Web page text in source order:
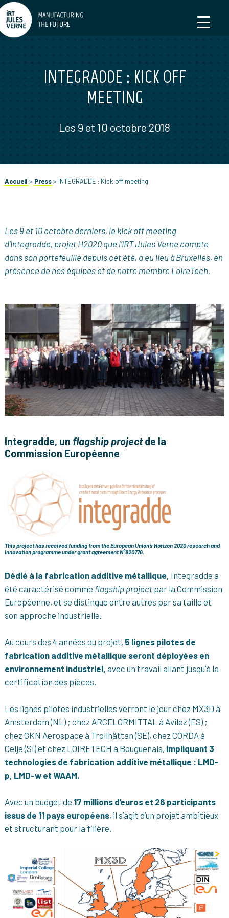
INTEGRADDE : KICK OFF
MEETING
Les 9 et 10 octobre 2018
Accueil > Press> INTEGRADDE : Kick off meeting
Les 9 et 10 octobre derniers, le kick off meeting
d’Integradde, projet H2020 que l’IRT Jules Verne compte
dans son portefeuille depuis cet été, a eu lieu à Bruxelles, en
présence de nos équipes et de notre membre LoireTech.
Integradde, un flagship projectde la
Commission Européenne
This project has received funding from the European Union’s Horizon 2020 research and
innovation programme under grant agreement N°820776.
Dédié à la fabrication additive métallique, Integradde a
été caractérisé comme flagship projectpar la Commission
Européenne, et se distingue entre autres par sa taille et
son approche industrielle.
Au cours des 4 années du projet, 5 lignes pilotes de
fabrication additive métallique seront déployées en
environnement industriel, avec un travail allant jusqu’à la
certification des pièces.
Les lignes pilotes industrielles verront le jour chez MX3D à
Amsterdam (NL) ; chez ARCELORMITTAL à Avilez (ES) ;
chez GKN Aerospace à Trollhättan (SE), chez CORDA à
Celje (SI) et chez LOIRETECH à Bouguenais, impliquant 3
technologies de fabrication additive métallique : LMD-
p, LMD-w et WAAM.
Avec un budget de 17 millions d’euros et 26 participants
issus de 11 pays européens, il s’agit d’un projet ambitieux
et structurant pour la filière.